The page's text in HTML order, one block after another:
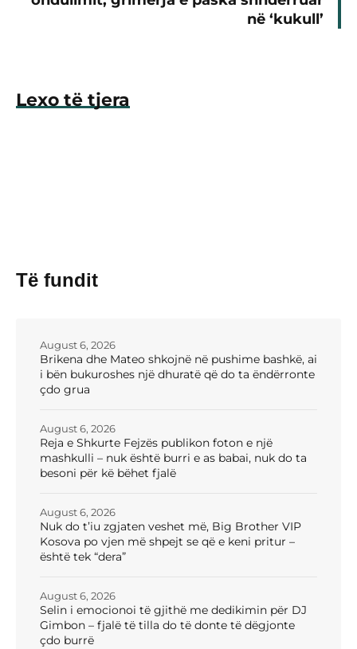
në ‘kukull’
Lexo të tjera
Të fundit
Brikena dhe Mateo shkojnë në pushime bashkë, ai
i bën bukuroshes një dhuratë që do ta ëndërronte
çdo grua
August 6, 2026
Reja e Shkurte Fejzës publikon foton e një
mashkulli – nuk është burri e as babai, nuk do ta
besoni për kë bëhet fjalë
August 6, 2026
Nuk do t’iu zgjaten veshet më, Big Brother VIP
Kosova po vjen më shpejt se që e keni pritur –
është tek “dera”
August 6, 2026
Selin i emocionoi të gjithë me dedikimin për DJ
Gimbon – fjalë të tilla do të donte të dëgjonte
çdo burrë
August 6, 2026